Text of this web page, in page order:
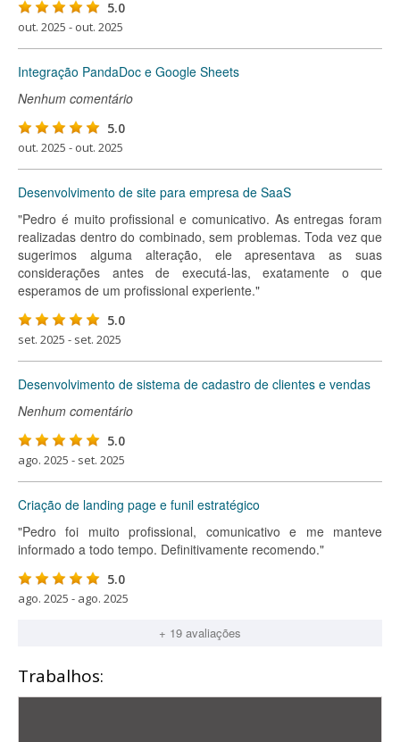
5.0
out. 2025 - out. 2025
Integração PandaDoc e Google Sheets
Nenhum comentário
5.0
out. 2025 - out. 2025
Desenvolvimento de site para empresa de SaaS
"Pedro é muito profissional e comunicativo. As entregas foram
realizadas dentro do combinado, sem problemas. Toda vez que
sugerimos alguma alteração, ele apresentava as suas
considerações antes de executá-las, exatamente o que
esperamos de um profissional experiente."
5.0
set. 2025 - set. 2025
Desenvolvimento de sistema de cadastro de clientes e vendas
Nenhum comentário
5.0
ago. 2025 - set. 2025
Criação de landing page e funil estratégico
"Pedro foi muito profissional, comunicativo e me manteve
informado a todo tempo. Definitivamente recomendo."
5.0
ago. 2025 - ago. 2025
+ 19 avaliações
Trabalhos: